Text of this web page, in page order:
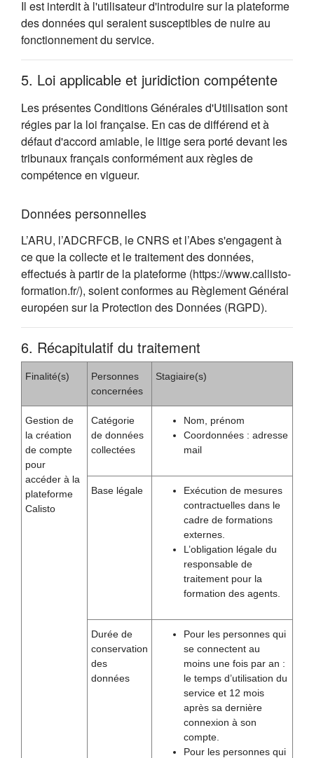
Il est interdit à l'utilisateur d'introduire sur la plateforme
des données qui seraient susceptibles de nuire au
fonctionnement du service.
5. Loi applicable et juridiction compétente
Les présentes Conditions Générales d'Utilisation sont
régies par la loi française. En cas de différend et à
défaut d'accord amiable, le litige sera porté devant les
tribunaux français conformément aux règles de
compétence en vigueur.
Données personnelles
L’ARU, l’ADCRFCB, le CNRS et l’Abes s'engagent à
ce que la collecte et le traitement des données,
effectués à partir de la plateforme (https://www.callisto-
formation.fr/), soient conformes au Règlement Général
européen sur la Protection des Données (RGPD).
6. Récapitulatif du traitement
Finalité(s)
Personnes
concernées
Stagiaire(s)
Gestion de
la création
de compte
pour
accéder à la
plateforme
Calisto
Catégorie
de données
collectées
Nom, prénom
Coordonnées : adresse
mail
Base légale
Exécution de mesures
contractuelles dans le
cadre de formations
externes.
L’obligation légale du
responsable de
traitement pour la
formation des agents.
Durée de
conservation
des
données
Pour les personnes qui
se connectent au
moins une fois par an :
le temps d’utilisation du
service et 12 mois
après sa dernière
connexion à son
compte.
Pour les personnes qui